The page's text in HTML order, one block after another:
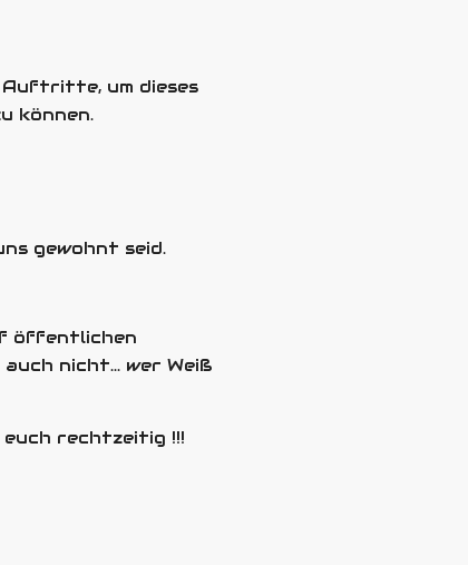
Auftritte, um dieses
können.
gewohnt seid.
öffentlichen
nicht... wer Weiß
rechtzeitig !!!